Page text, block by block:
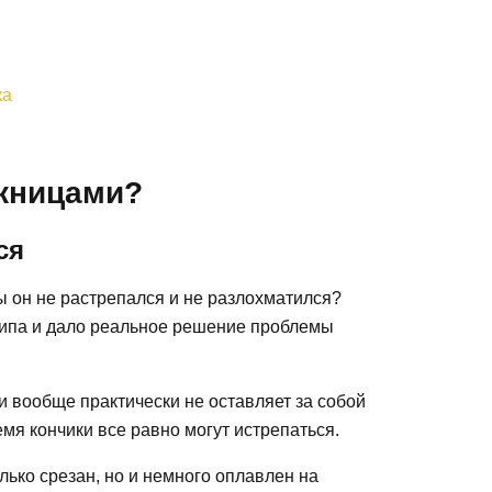
не растрепался и не разлохматился?
и дало реальное решение проблемы
практически не оставляет за собой
кончики все равно могут истрепаться.
срезан, но и немного оплавлен на